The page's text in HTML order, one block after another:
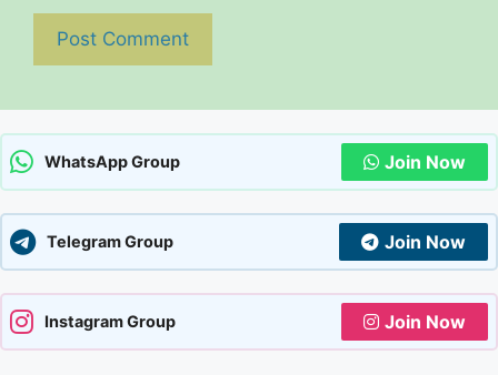
WhatsApp Group Join Now
Telegram Group Join Now
Instagram Group Join Now